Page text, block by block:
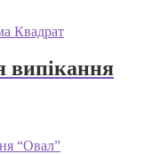
випікання